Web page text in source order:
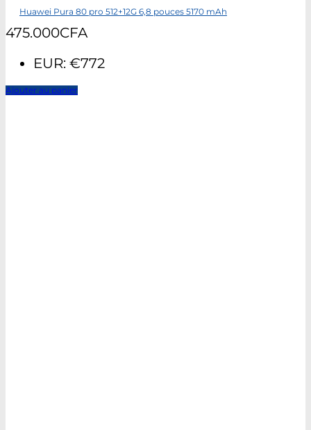
Huawei Pura 80 pro 512+12G 6,8 pouces 5170 mAh
475.000CFA
EUR: €772
Ajouter au panier